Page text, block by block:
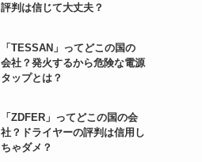
評判は信じて大丈夫？
「TESSAN」ってどこの国の
会社？発火するから危険な電源
タップとは？
「ZDFER」ってどこの国の会
社？ドライヤーの評判は信用し
ちゃダメ？